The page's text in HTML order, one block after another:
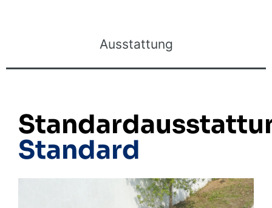
Ausstattung
Standard